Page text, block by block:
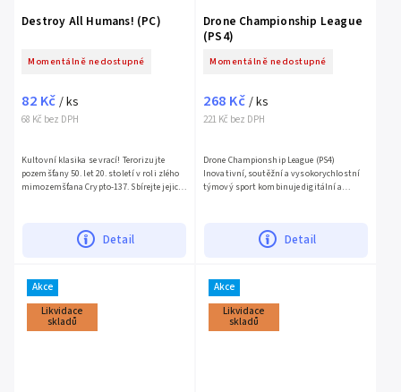
Destroy All Humans! (PC)
Momentálně nedostupné
68 Kč bez DPH
82 Kč / ks
Detail
Kultovní klasika se vrací! Terorizujte
pozemšťany 50. let 20. století v roli zlého
mimozemšťana Crypto-137. Sbírejte jejich
Drone Championship League
(PS4)
Momentálně nedostupné
221 Kč bez DPH
268 Kč / ks
Detail
Drone Championship League (PS4)
Inovativní, soutěžní a vysokorychlostní
týmový sport kombinuje digitální a
Akce
Likvidace
skladů
Akce
Likvidace
skladů